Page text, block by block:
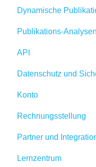
Banner
Einbettung
Verfügbarkeit
Produkt-Feeds
Produktdetails
Dynamische
Dynamische
Publikations-Analysen
Google Analytics
Weitere
Erkenntnisse und
API
Publitas API
Datenschutz und
Kontosicherheit
Cookies,
Konto
Benutzername und
Verwaltung Ihres
Rechnungsstellung
Rechnungsdaten
Abonnement
Partner und
Lernzentrum